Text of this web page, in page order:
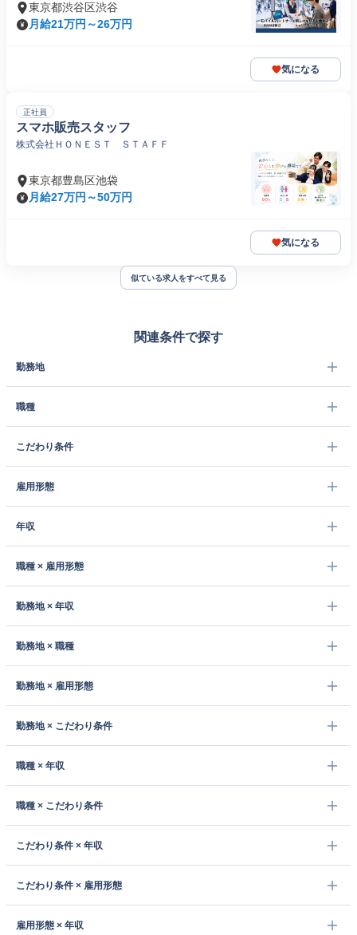
東京都渋谷区渋谷
月給21万円～26万円
気になる
正社員
スマホ販売スタッフ
株式会社ＨＯＮＥＳＴ ＳＴＡＦＦ
東京都豊島区池袋
月給27万円～50万円
気になる
似ている求人をすべて見る
関連条件で探す
勤務地
職種
こだわり条件
雇用形態
年収
職種 × 雇用形態
勤務地 × 年収
勤務地 × 職種
勤務地 × 雇用形態
勤務地 × こだわり条件
職種 × 年収
職種 × こだわり条件
こだわり条件 × 年収
こだわり条件 × 雇用形態
雇用形態 × 年収